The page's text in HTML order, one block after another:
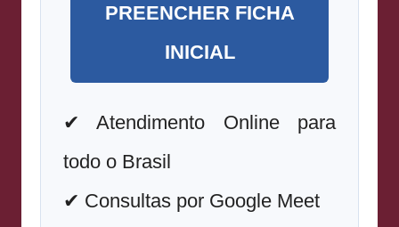
PREENCHER FICHA
INICIAL
✔ Atendimento Online para
todo o Brasil
✔ Consultas por Google Meet